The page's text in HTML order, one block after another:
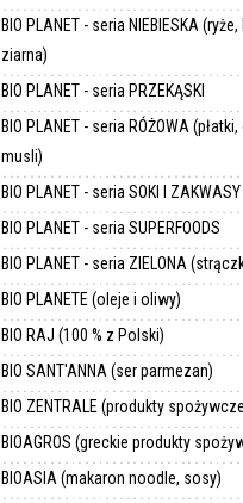
BIO PLANET - seria NIEBIESKA
ziarna)
BIO PLANET - seria PRZEKĄSKI
BIO PLANET - seria RÓŻOWA
musli)
BIO PLANET - seria SOKI I ZAKWASY
BIO PLANET - seria SUPERFOODS
BIO PLANET - seria ZIELONA
BIO PLANETE (oleje i oliwy)
BIO RAJ (100 % z Polski)
BIO SANT'ANNA (ser parmezan)
BIO ZENTRALE (produkty
BIOAGROS (greckie produkty
BIOASIA (makaron noodle, sosy)